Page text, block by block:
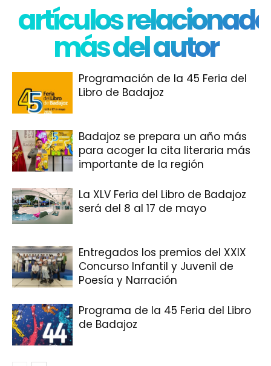
artículos
más del autor
Programación de la 45 Feria del
Libro de Badajoz
Badajoz se prepara un año más
para acoger la cita literaria más
importante de la región
La XLV Feria del Libro de Badajoz
será del 8 al 17 de mayo
Entregados los premios del XXIX
Concurso Infantil y Juvenil de
Poesía y Narración
Programa de la 45 Feria del Libro
de Badajoz